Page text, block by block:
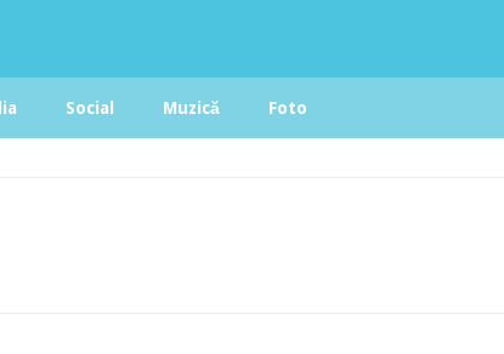
Social Muzică Foto